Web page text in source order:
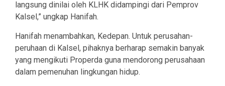
langsung dinilai oleh KLHK didampingi dari Pemprov
Kalsel,” ungkap Hanifah.
Hanifah menambahkan, Kedepan. Untuk perusahan-
peruhaan di Kalsel, pihaknya berharap semakin banyak
yang mengikuti Properda guna mendorong perusahaan
dalam pemenuhan lingkungan hidup.